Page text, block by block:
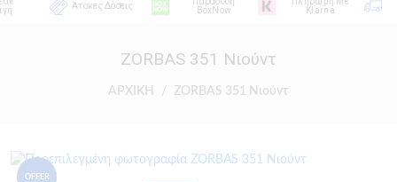
Άτοκες Δόσεις
BoxNow
Klarna
ZORBAS 351 Νιούντ
ΑΡΧΙΚΗ ZORBAS 351 Νιούντ
OFFER